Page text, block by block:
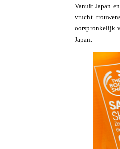
Vanuit Japan
vrucht
oorspronkelijk
Japan.